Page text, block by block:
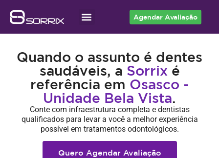
Agendar Avaliação
Quando o assunto é dentes
saudáveis, a Sorrix é
referência em Osasco -
Unidade Bela Vista.
Conte com infraestrutura completa e dentistas
qualificados para levar a você a melhor experiência
possível em tratamentos odontológicos.
Quero Agendar Avaliação